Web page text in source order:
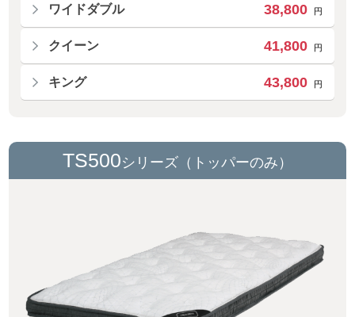
ワイドダブル 38,800 円
クイーン 41,800 円
キング 43,800 円
TS500シリーズ（トッパーのみ）